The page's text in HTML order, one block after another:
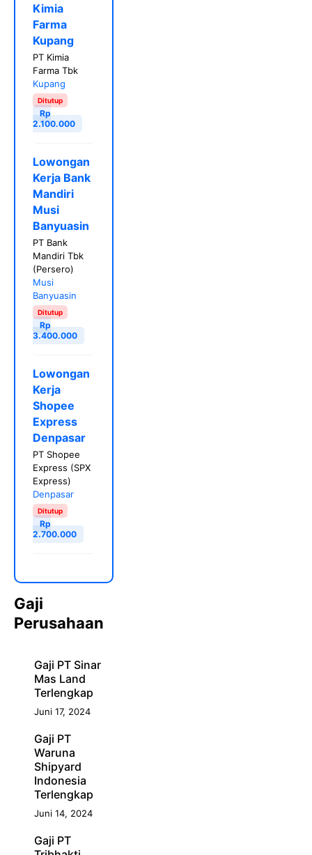
Kimia
Farma
Kupang
PT Kimia
Farma Tbk
Kupang
Ditutup
Rp
2.100.000
Lowongan
Kerja Bank
Mandiri
Musi
Banyuasin
PT Bank
Mandiri Tbk
(Persero)
Musi
Banyuasin
Ditutup
Rp
3.400.000
Lowongan
Kerja
Shopee
Express
Denpasar
PT Shopee
Express (SPX
Express)
Denpasar
Ditutup
Rp
2.700.000
Gaji
Perusahaan
Gaji PT Sinar
Mas Land
Terlengkap
Juni 17, 2024
Gaji PT
Waruna
Shipyard
Indonesia
Terlengkap
Juni 14, 2024
Gaji PT